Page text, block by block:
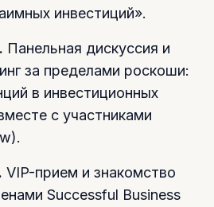
инвестиций».
Панельная дискуссия и
за пределами роскоши:
в инвестиционных
с участниками
VIP-прием и знакомство
Successful Business